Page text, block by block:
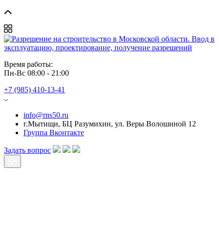
Время работы:
Пн-Вс 08:00 - 21:00
+7 (985) 410-13-41
info@rns50.ru
г.Мытищи, БЦ Разумихин, ул. Веры Волошиной 12
Группа Вконтакте
Задать вопрос